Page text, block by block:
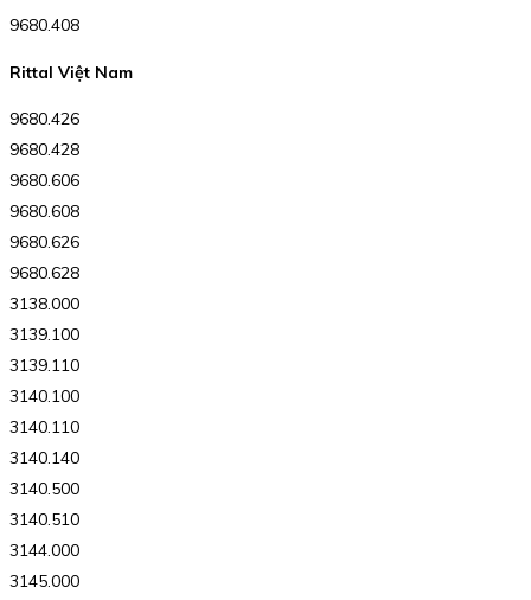
9680.408
Rittal Việt Nam
9680.426
9680.428
9680.606
9680.608
9680.626
9680.628
3138.000
3139.100
3139.110
3140.100
3140.110
3140.140
3140.500
3140.510
3144.000
3145.000